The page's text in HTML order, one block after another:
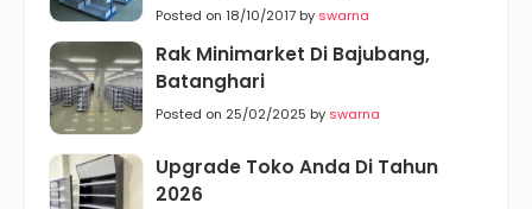
Posted on 18/10/2017 by swarna
Rak Minimarket Di Bajubang,
Batanghari
Posted on 25/02/2025 by swarna
Upgrade Toko Anda Di Tahun
2026